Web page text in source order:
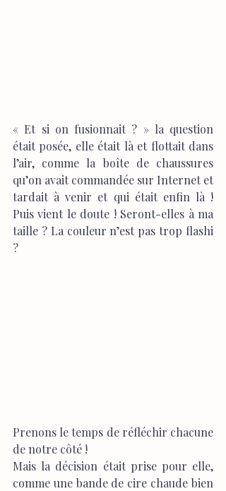
« Et si on fusionnait ? » la question
était posée, elle était là et flottait dans
l’air, comme la boîte de chaussures
qu’on avait commandée sur Internet et
tardait à venir et qui était enfin là !
Puis vient le doute ! Seront-elles à ma
taille ? La couleur n’est pas trop flashi
?
Prenons le temps de réfléchir chacune
de notre côté !
Mais la décision était prise pour elle,
comme une bande de cire chaude bien